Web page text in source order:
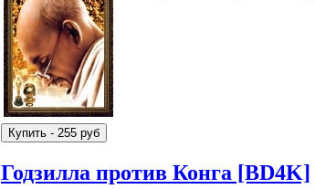
Годзилла против Конга [BD4K]